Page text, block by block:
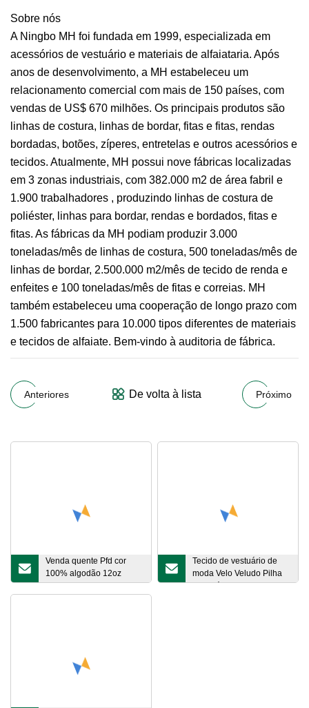
Sobre nós
A Ningbo MH foi fundada em 1999, especializada em
acessórios de vestuário e materiais de alfaiataria. Após
anos de desenvolvimento, a MH estabeleceu um
relacionamento comercial com mais de 150 países, com
vendas de US$ 670 milhões. Os principais produtos são
linhas de costura, linhas de bordar, fitas e fitas, rendas
bordadas, botões, zíperes, entretelas e outros acessórios e
tecidos. Atualmente, MH possui nove fábricas localizadas
em 3 zonas industriais, com 382.000 m2 de área fabril e
1.900 trabalhadores , produzindo linhas de costura de
poliéster, linhas para bordar, rendas e bordados, fitas e
fitas. As fábricas da MH podiam produzir 3.000
toneladas/mês de linhas de costura, 500 toneladas/mês de
linhas de bordar, 2.500.000 m2/mês de tecido de renda e
enfeites e 100 toneladas/mês de fitas e correias. MH
também estabeleceu uma cooperação de longo prazo com
1.500 fabricantes para 10.000 tipos diferentes de materiais
e tecidos de alfaiate. Bem-vindo à auditoria de fábrica.
Anteriores De volta à lista Próximo
Venda quente Pfd cor
100% algodão 12oz
tecido jeans
Tecido de vestuário de
moda Velo Veludo Pilha
de pelúcia Tecido